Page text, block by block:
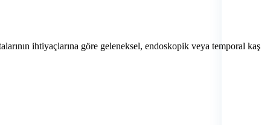
ihtiyaçlarına göre geleneksel, endoskopik veya temporal kaş